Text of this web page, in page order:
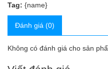
Tag: {name}
Đánh giá (0)
Không có đánh giá cho sản